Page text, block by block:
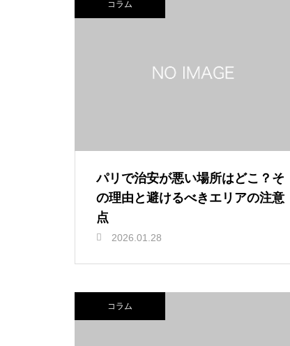
コラム
パリで治安が悪い場所はどこ？そ
の理由と避けるべきエリアの注意
点
2026.01.28
コラム